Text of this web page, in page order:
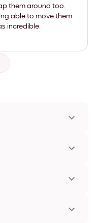
them around too.
able to move them
incredible.
incluidas opciones sin
un número de